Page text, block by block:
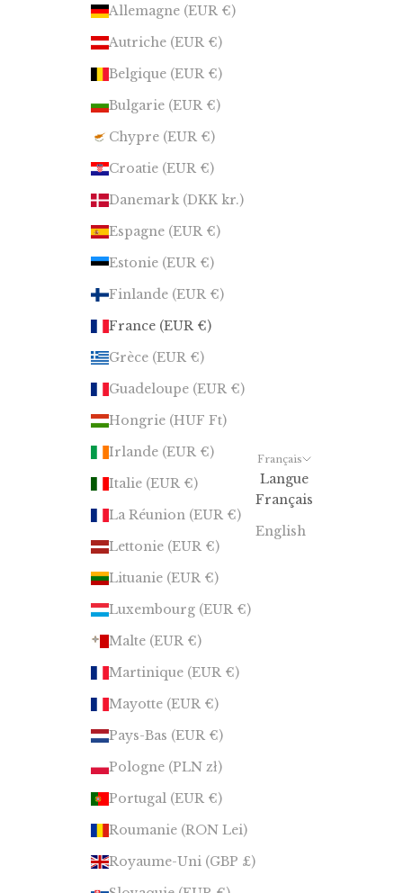
Allemagne (EUR €)
Autriche (EUR €)
Belgique (EUR €)
Bulgarie (EUR €)
Chypre (EUR €)
Croatie (EUR €)
Danemark (DKK kr.)
Espagne (EUR €)
Estonie (EUR €)
Finlande (EUR €)
France (EUR €)
Grèce (EUR €)
Guadeloupe (EUR €)
Hongrie (HUF Ft)
Irlande (EUR €)
Italie (EUR €)
La Réunion (EUR €)
Lettonie (EUR €)
Lituanie (EUR €)
Luxembourg (EUR €)
Malte (EUR €)
Martinique (EUR €)
Mayotte (EUR €)
Pays-Bas (EUR €)
Pologne (PLN zł)
Portugal (EUR €)
Roumanie (RON Lei)
Royaume-Uni (GBP £)
Français
Langue
Français
English